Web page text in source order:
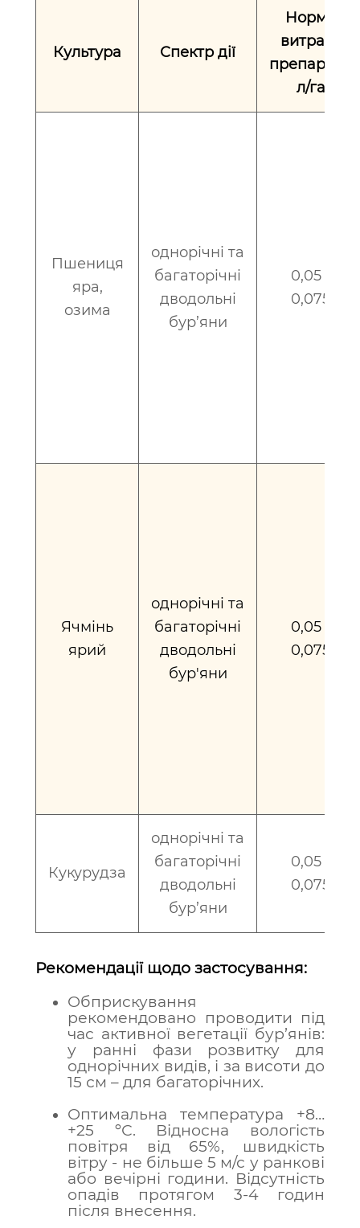
Культура Спектр дії
Норма
витрати
препарату,
л/га
Пшениця
яра,
озима
однорічні та
багаторічні
дводольні
бур’яни
0,05 -
0,075
Ячмінь
ярий
однорічні та
багаторічні
дводольні
бур'яни
0,05 -
0,075
Кукурудза
однорічні та
багаторічні
дводольні
бур’яни
0,05 -
0,075
Рекомендації щодо застосування:
Обприскування
рекомендовано проводити під
час активної вегетації бур’янів:
у ранні фази розвитку для
однорічних видів, і за висоти до
15 см – для багаторічних.
Оптимальна температура +8…
+25 ºС. Відносна вологість
повітря від 65%, швидкість
вітру - не більше 5 м/с у ранкові
або вечірні години. Відсутність
опадів протягом 3-4 годин
після внесення.